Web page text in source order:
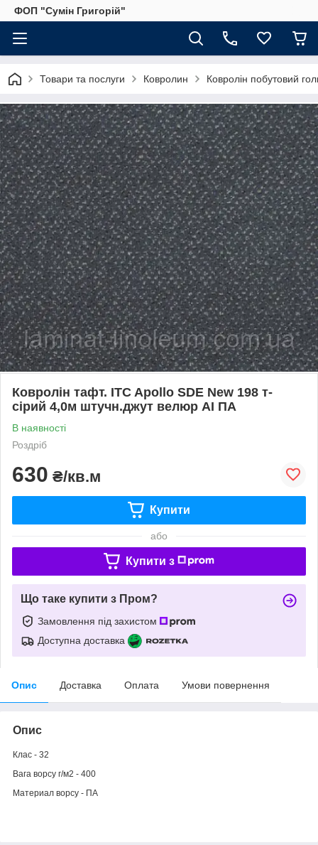
ФОП "Сумін Григорій"
Товари та послуги Ковролин Ковролін побутовий
Ковролін тафт. ITC Apollo SDE New 198 т-
сірий 4,0м штучн.джут велюр AI ПА
В наявності
Роздріб
630 ₴/кв.м
Купити
або
Купити з
Що таке купити з Пром?
Замовлення під захистом
Доступна доставка
Опис Доставка Оплата Умови повернення
Опис
Клас - 32
Вага ворсу г/м2 - 400
Материал ворсу - ПА